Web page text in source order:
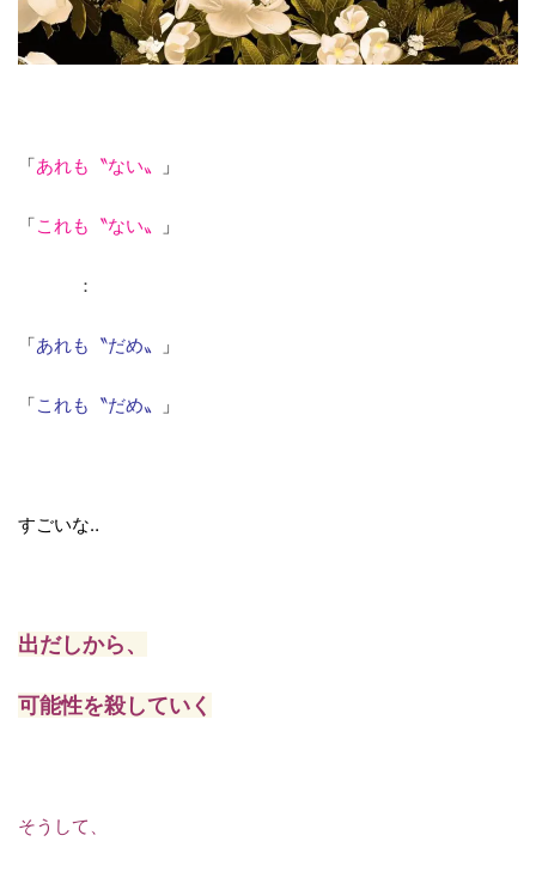
「あれも〝ない〟 」
「これも〝ない〟 」
：
「あれも〝だめ〟 」
「これも〝だめ〟 」
すごいな‥
出だしから、
可能性を殺していく
そうして、